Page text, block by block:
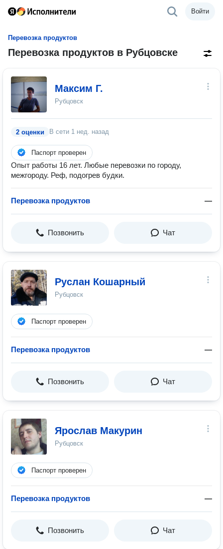
Войти
Перевозка продуктов
Перевозка продуктов в Рубцовске
Максим Г.
Рубцовск
2 оценки В сети 1 нед. назад
Паспорт проверен
Опыт работы 16 лет. Любые перевозки по городу,
межгороду. Реф, подогрев будки.
Перевозка продуктов —
Позвонить Чат
Руслан Кошарный
Рубцовск
Паспорт проверен
Перевозка продуктов —
Позвонить Чат
Ярослав Макурин
Рубцовск
Паспорт проверен
Перевозка продуктов —
Позвонить Чат